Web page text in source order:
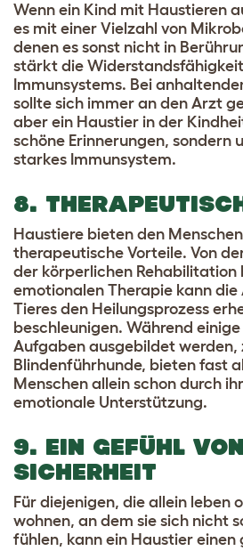
Wenn ein Kind mit Haustieren
es mit einer Vielzahl von
denen es sonst nicht in
stärkt die
Immunsystems. Bei
sollte sich immer an den Arzt
aber ein Haustier in der
schöne Erinnerungen, sondern
starkes Immunsystem.
8.
Haustiere bieten den
therapeutische Vorteile. Von
der körperlichen Rehabilitation
emotionalen Therapie kann die
Tieres den Heilungsprozess
beschleunigen. Während
Aufgaben ausgebildet werden,
Blindenführhunde, bieten fast
Menschen allein schon durch
emotionale Unterstützung.
9. EIN GEFÜHL VON
SICHERHEIT
Für diejenigen, die allein leben
wohnen, an dem sie sich nicht
fühlen, kann ein Haustier einen